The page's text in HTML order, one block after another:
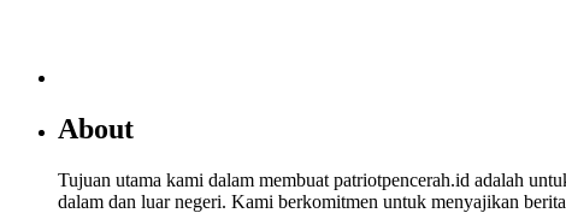
About
Tujuan utama kami dalam membuat patriotpencerah.id adalah
dalam dan luar negeri. Kami berkomitmen untuk menyajikan